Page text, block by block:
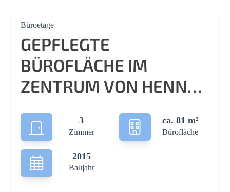
Büroetage
GEPFLEGTE
BÜROFLÄCHE IM
ZENTRUM VON HENNEF
3
Zimmer
ca. 81 m²
Bürofläche
2015
Baujahr